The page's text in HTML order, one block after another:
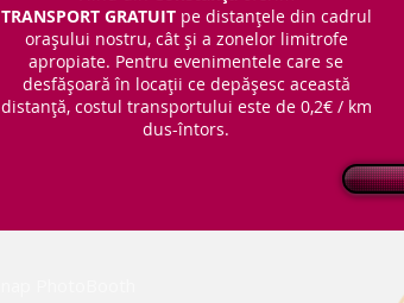
TRANSPORT GRATUITpe distanțele din cadrul
orașului nostru, cât și a zonelor limitrofe
apropiate. Pentru evenimentele care se
desfășoară în locații ce depășesc această
distanță, costul transportului este de 0,2€ / km
dus-întors.